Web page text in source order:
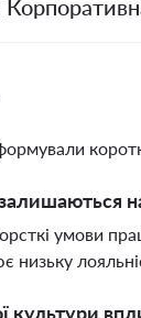
умови
низьку
культури